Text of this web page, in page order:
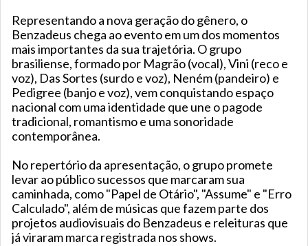
Representando a nova geração do gênero, o
Benzadeus chega ao evento em um dos momentos
mais importantes da sua trajetória. O grupo
brasiliense, formado por Magrão (vocal), Vini (reco e
voz), Das Sortes (surdo e voz), Neném (pandeiro) e
Pedigree (banjo e voz), vem conquistando espaço
nacional com uma identidade que une o pagode
tradicional, romantismo e uma sonoridade
contemporânea.
No repertório da apresentação, o grupo promete
levar ao público sucessos que marcaram sua
caminhada, como "Papel de Otário", "Assume" e "Erro
Calculado", além de músicas que fazem parte dos
projetos audiovisuais do Benzadeus e releituras que
já viraram marca registrada nos shows.